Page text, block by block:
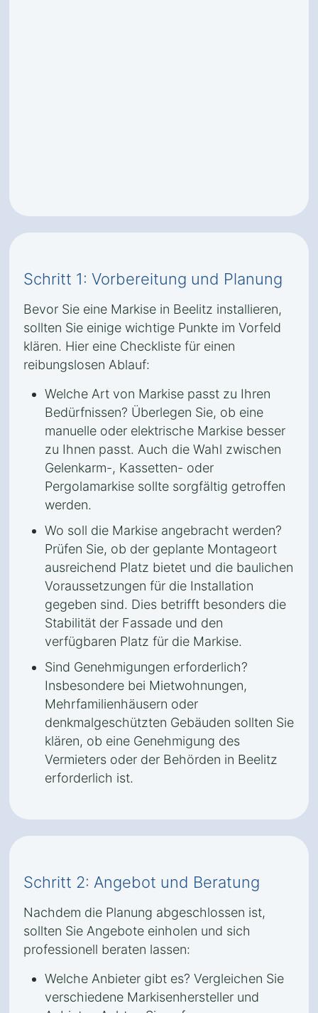
Schritt 1: Vorbereitung und Planung
Bevor Sie eine Markise in Beelitz installieren,
sollten Sie einige wichtige Punkte im Vorfeld
klären. Hier eine Checkliste für einen
reibungslosen Ablauf:
Welche Art von Markise passt zu Ihren
Bedürfnissen? Überlegen Sie, ob eine
manuelle oder elektrische Markise besser
zu Ihnen passt. Auch die Wahl zwischen
Gelenkarm-, Kassetten- oder
Pergolamarkise sollte sorgfältig getroffen
werden.
Wo soll die Markise angebracht werden?
Prüfen Sie, ob der geplante Montageort
ausreichend Platz bietet und die baulichen
Voraussetzungen für die Installation
gegeben sind. Dies betrifft besonders die
Stabilität der Fassade und den
verfügbaren Platz für die Markise.
Sind Genehmigungen erforderlich?
Insbesondere bei Mietwohnungen,
Mehrfamilienhäusern oder
denkmalgeschützten Gebäuden sollten Sie
klären, ob eine Genehmigung des
Vermieters oder der Behörden in Beelitz
erforderlich ist.
Schritt 2: Angebot und Beratung
Nachdem die Planung abgeschlossen ist,
sollten Sie Angebote einholen und sich
professionell beraten lassen:
Welche Anbieter gibt es? Vergleichen Sie
verschiedene Markisenhersteller und